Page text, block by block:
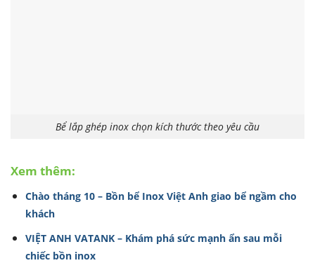
Bể lắp ghép inox chọn kích thước theo yêu cầu
Xem thêm:
Chào tháng 10 – Bồn bể Inox Việt Anh giao bể ngầm cho
khách
VIỆT ANH VATANK – Khám phá sức mạnh ẩn sau mỗi
chiếc bồn inox